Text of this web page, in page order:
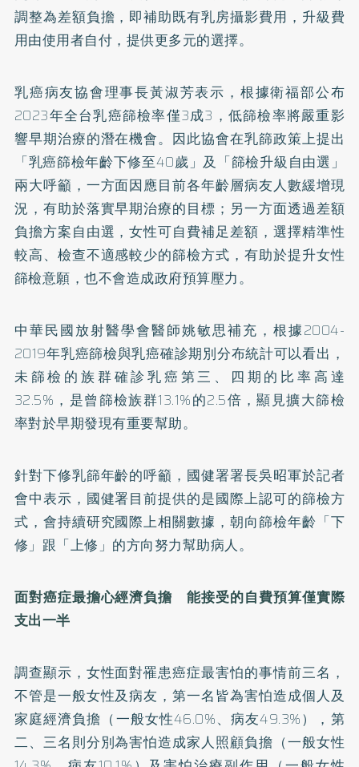
調整為差額負擔，即補助既有乳房攝影費用，升級費
用由使用者自付，提供更多元的選擇。
乳癌病友協會理事長黃淑芳表示，根據衛福部公布
2023年全台乳癌篩檢率僅3成3，低篩檢率將嚴重影
響早期治療的潛在機會。因此協會在乳篩政策上提出
「乳癌篩檢年齡下修至40歲」及「篩檢升級自由選」
兩大呼籲，一方面因應目前各年齡層病友人數緩增現
況，有助於落實早期治療的目標；另一方面透過差額
負擔方案自由選，女性可自費補足差額，選擇精準性
較高、檢查不適感較少的篩檢方式，有助於提升女性
篩檢意願，也不會造成政府預算壓力。
中華民國放射醫學會醫師姚敏思補充，根據2004-
2019年乳癌篩檢與乳癌確診期別分布統計可以看出，
未篩檢的族群確診乳癌第三、四期的比率高達
32.5%，是曾篩檢族群13.1%的2.5倍，顯見擴大篩檢
率對於早期發現有重要幫助。
針對下修乳篩年齡的呼籲，國健署署長吳昭軍於記者
會中表示，國健署目前提供的是國際上認可的篩檢方
式，會持續研究國際上相關數據，朝向篩檢年齡「下
修」跟「上修」的方向努力幫助病人。
面對癌症最擔心經濟負擔 能接受的自費預算僅實際
支出一半
調查顯示，女性面對罹患癌症最害怕的事情前三名，
不管是一般女性及病友，第一名皆為害怕造成個人及
家庭經濟負擔（一般女性46.0%、病友49.3%），第
二、三名則分別為害怕造成家人照顧負擔（一般女性